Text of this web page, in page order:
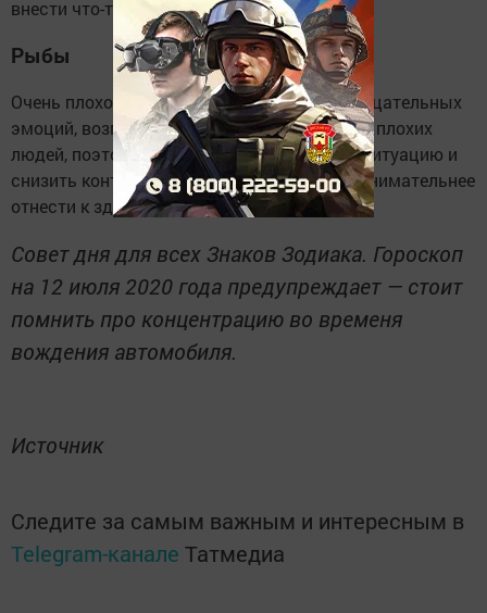
внести что-то новенькое.
Рыбы
Очень плохой день у Рыб. Будет много отрицательных
эмоций, возможность попасть под влияние плохих
людей, поэтому лучше немного отпустить ситуацию и
снизить контакты с людьми. Также стоит внимательнее
отнести к здоровью.
Совет дня для всех Знаков Зодиака. Гороскоп
на 12 июля 2020 года предупреждает — стоит
помнить про концентрацию во временя
вождения автомобиля.
Источник
Следите за самым важным и интересным в
Telegram-канале Татмедиа